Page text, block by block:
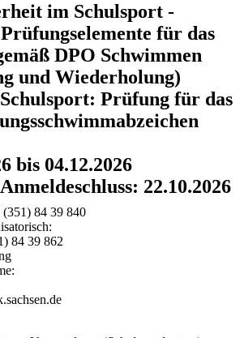
im Schulsport -
für das
DPO Schwimmen
und Wiederholung)
Prüfung für das
bis 04.12.2026
Anmeldeschluss: 22.10.2026
(351) 84 39 840
84 39 862